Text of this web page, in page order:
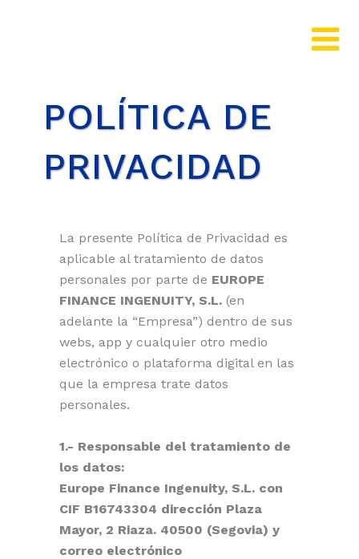
POLÍTICA DE
PRIVACIDAD
La presente Política de Privacidad es
aplicable al tratamiento de datos
personales por parte de EUROPE
FINANCE INGENUITY, S.L. (en
adelante la “Empresa”) dentro de sus
webs, app y cualquier otro medio
electrónico o plataforma digital en las
que la empresa trate datos
personales.
1.- Responsable del tratamiento de
los datos:
Europe Finance Ingenuity, S.L. con
CIF B16743304 dirección Plaza
Mayor, 2 Riaza. 40500 (Segovia) y
correo electrónico